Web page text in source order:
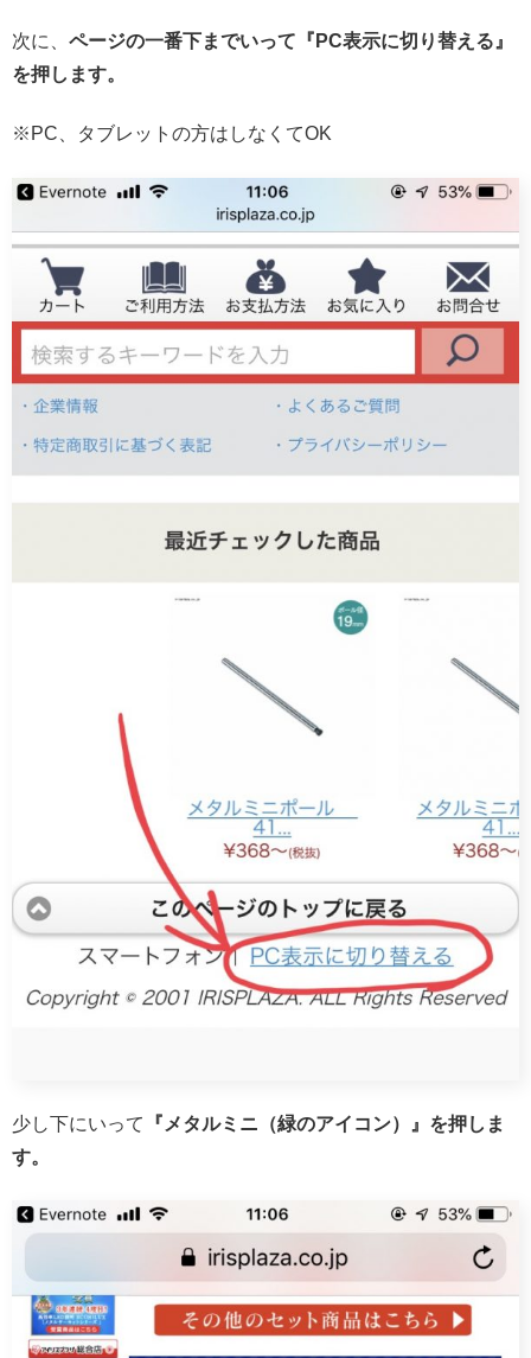
次に、 ページの一番下までいって『PC表示に切り替える』
を押します。
※PC、タブレットの方はしなくてOK
少し下にいって
『メタルミニ（緑のアイコン）』を押しま
す。